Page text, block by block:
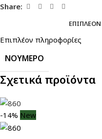
Share:
Επιπλέον πληροφορίες
ΝΟΎΜΕΡΟ
Σχετικά προϊόντα
-14% New